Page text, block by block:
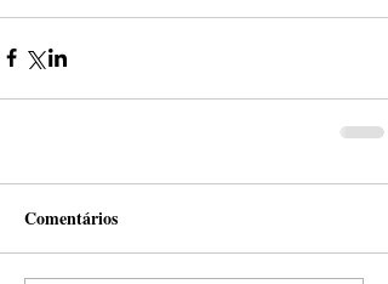
Comentários